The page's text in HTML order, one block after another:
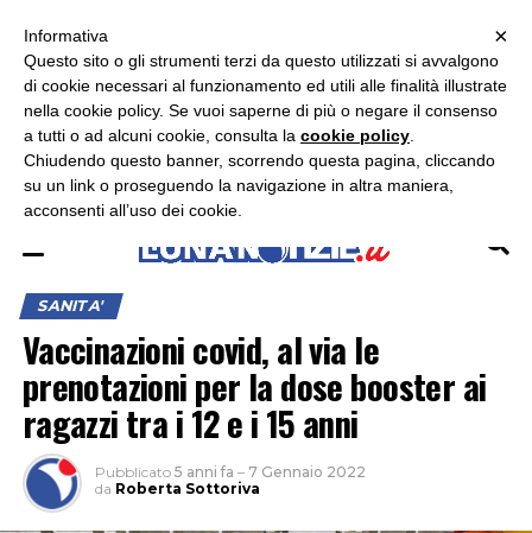
ASCOLTA RADIO LUNA
SANITA'
Vaccinazioni covid, al via le
prenotazioni per la dose booster ai
ragazzi tra i 12 e i 15 anni
Pubblicato 5 anni fa – 7 Gennaio 2022
da Roberta Sottoriva
×
Informativa
Questo sito o gli strumenti terzi da questo utilizzati si avvalgono
di cookie necessari al funzionamento ed utili alle finalità illustrate
nella cookie policy. Se vuoi saperne di più o negare il consenso
a tutti o ad alcuni cookie, consulta la cookie policy
Chiudendo questo banner, scorrendo questa pagina, cliccando
su un link o proseguendo la navigazione in altra maniera,
acconsenti all’uso dei cookie.